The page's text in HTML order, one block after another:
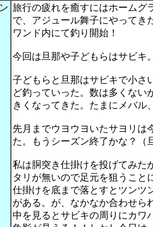
旅行の疲れを癒すにはホームグ
で、アジュール舞子にやってき
ワンド内にて釣り開始！
今回は旦那や子どもらはサビキ
子どもらと旦那はサビキで小さ
ど釣っていった。数は多くない
きくなってきた。たまにメバル
先月までウヨウヨいたサヨリは
た。もうシーズン終了かな？（
私は胴突き仕掛けを投げてみた
タリが無いので足元を狙うこと
仕掛けを底まで落とすとツンツ
がある。が、なかなか合わせら
中を見るとサビキの周りにカワ